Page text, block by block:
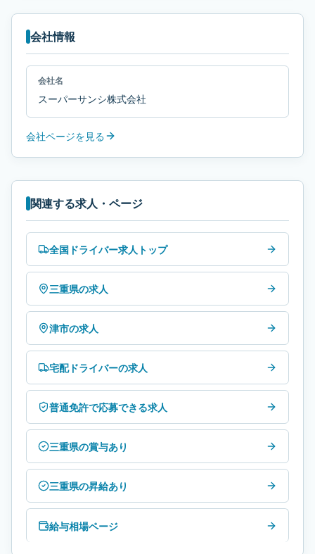
会社情報
会社名
スーパーサンシ株式会社
会社ページを見る
関連する求人・ページ
全国ドライバー求人トップ
三重県の求人
津市の求人
宅配ドライバーの求人
普通免許で応募できる求人
三重県の賞与あり
三重県の昇給あり
給与相場ページ